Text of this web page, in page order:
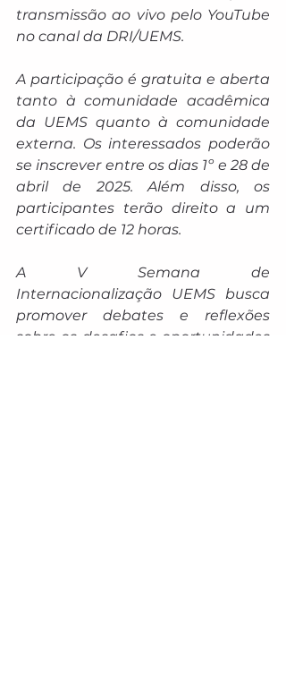
transmissão ao vivo pelo YouTube
no canal da DRI/UEMS.
A participação é gratuita e aberta
tanto à comunidade acadêmica
da UEMS quanto à comunidade
externa. Os interessados poderão
se inscrever entre os dias 1º e 28 de
abril de 2025. Além disso, os
participantes terão direito a um
certificado de 12 horas.
A V Semana de
Internacionalização UEMS busca
promover debates e reflexões
sobre os desafios e oportunidades